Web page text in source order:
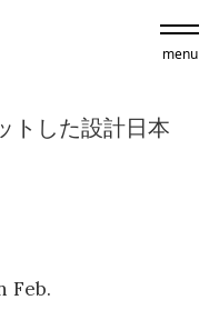
menu
トした設計日本
Feb.